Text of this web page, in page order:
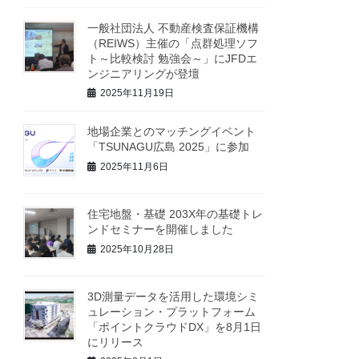
一般社団法人 不動産検査保証機構
（REIWS）主催の「点群処理ソフ
ト～比較検討 勉強会～」にJFDエ
ンジニアリングが登壇
2025年11月19日
地場企業とのマッチングイベント
「TSUNAGU広島 2025」に参加
2025年11月6日
住宅地盤・基礎 203X年の基礎トレ
ンドセミナーを開催しました
2025年10月28日
3D測量データを活用した環境シミ
ュレーション・プラットフォーム
「ポイントクラウドDX」を8月1日
にリリース